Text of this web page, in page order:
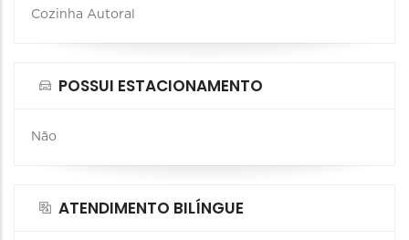
Cozinha Autoral
POSSUI ESTACIONAMENTO
Não
ATENDIMENTO BILÍNGUE